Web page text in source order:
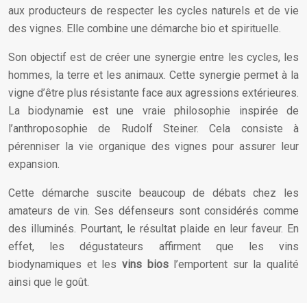
aux producteurs de respecter les cycles naturels et de vie
des vignes. Elle combine une démarche bio et spirituelle.
Son objectif est de créer une synergie entre les cycles, les
hommes, la terre et les animaux. Cette synergie permet à la
vigne d’être plus résistante face aux agressions extérieures.
La biodynamie est une vraie philosophie inspirée de
l’anthroposophie de Rudolf Steiner. Cela consiste à
pérenniser la vie organique des vignes pour assurer leur
expansion.
Cette démarche suscite beaucoup de débats chez les
amateurs de vin. Ses défenseurs sont considérés comme
des illuminés. Pourtant, le résultat plaide en leur faveur. En
effet, les dégustateurs affirment que les vins
biodynamiques et les vins biosl’emportent sur la qualité
ainsi que le goût.